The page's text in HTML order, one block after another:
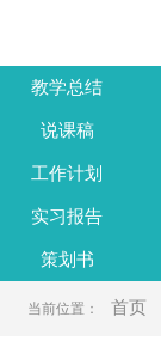
教学总结
说课稿
工作计划
实习报告
策划书
当前位置： 首页